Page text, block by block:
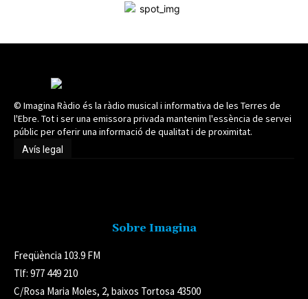
© Imagina Ràdio és la ràdio musical i informativa de les Terres de
l'Ebre. Tot i ser una emissora privada mantenim l'essència de servei
públic per oferir una informació de qualitat i de proximitat.
Avís legal
Sobre Imagina
Freqüència 103.9 FM
Tlf: 977 449 210
C/Rosa Maria Moles, 2, baixos Tortosa 43500